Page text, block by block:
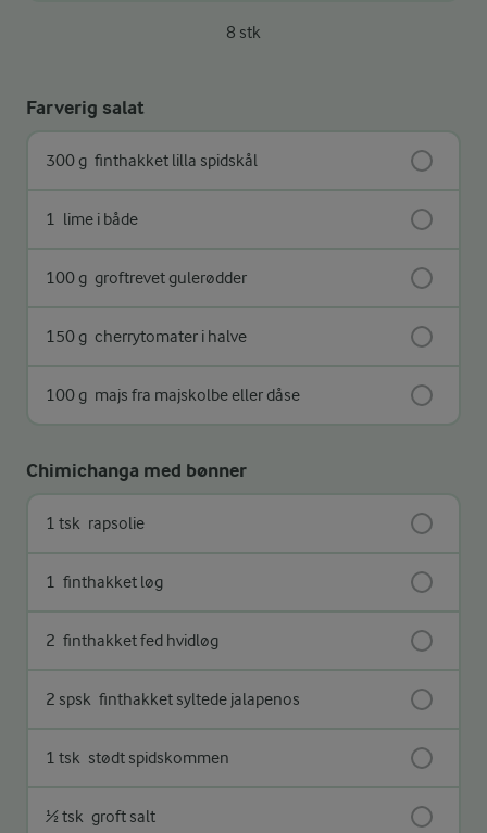
8 stk
Farverig salat
300 g finthakket lilla spidskål
1 lime i både
100 g groftrevet gulerødder
150 g cherrytomater i halve
100 g majs fra majskolbe eller dåse
Chimichanga med bønner
1 tsk rapsolie
1 finthakket løg
2 finthakket fed hvidløg
2 spsk finthakket syltede jalapenos
1 tsk stødt spidskommen
½ tsk groft salt